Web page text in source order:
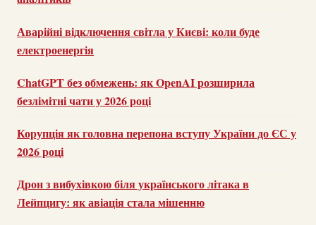
Аварійні відключення світла у Києві: коли буде
електроенергія
ChatGPT без обмежень: як OpenAI розширила
безлімітні чати у 2026 році
Корупція як головна перепона вступу України до ЄС у
2026 році
Дрон з вибухівкою біля українського літака в
Лейпцигу: як авіація стала мішенню